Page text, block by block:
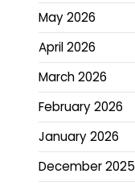
May 2026
April 2026
March 2026
February 2026
January 2026
December 2025